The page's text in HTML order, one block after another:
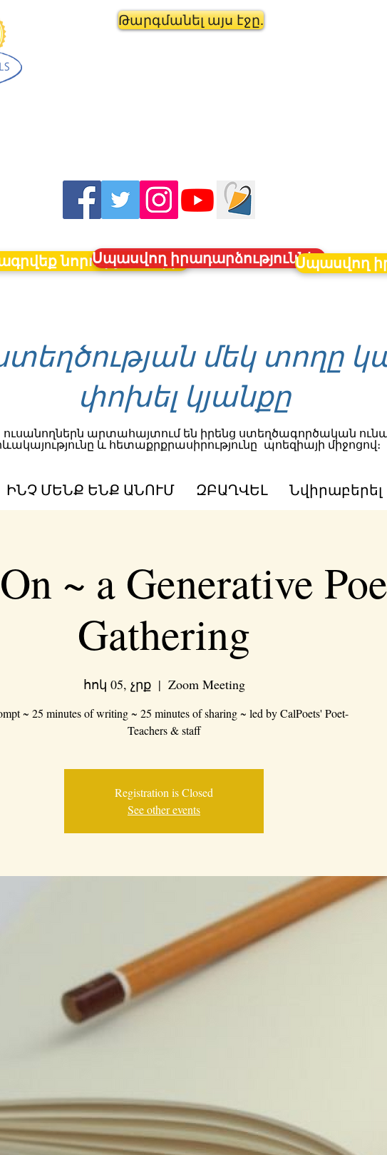
Թարգմանել այս էջը.
նորություններին
Սպասվող իրադարձություններՍպասվող
մեկ տողը
փոխել կյանքը
ուսանողներն արտահայտում են իրենց ստեղծագործական
և հետաքրքրասիրությունը պոեզիայի միջոցով։
ԻՆՉ ՄԵՆՔ ԵՆՔ ԱՆՈՒՄ ԶԲԱՂՎԵԼ Նվիրաբերել
~ a Generative
Gathering
հոկ 05, չրք
  |
Zoom Meeting
~ 25 minutes of writing ~ 25 minutes of sharing ~ led by CalPoets' Poet-
Teachers & staff
Registration is Closed
See other events